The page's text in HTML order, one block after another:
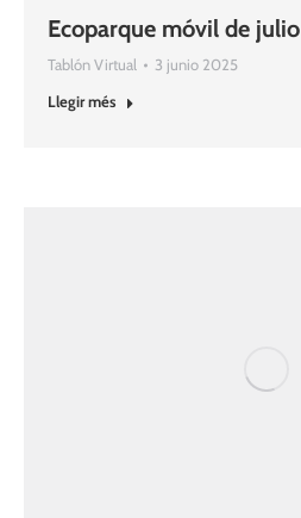
Ecoparque móvil de julio
Tablón Virtual
3 junio 2025
Llegir més